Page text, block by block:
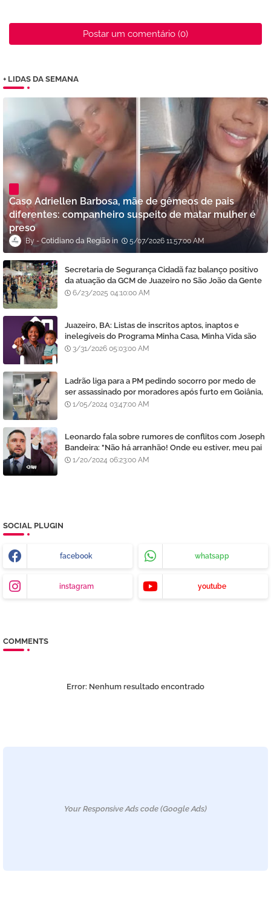
Postar um comentário (0)
+ LIDAS DA SEMANA
Caso Adriellen Barbosa, mãe de gêmeos de pais
diferentes: companheiro suspeito de matar mulher é
preso
Cotidiano da Região 5/07/2026 11:57:00 AM
Secretaria de Segurança Cidadã faz balanço positivo
da atuação da GCM de Juazeiro no São João da Gente
6/23/2025 04:10:00 AM
Juazeiro, BA: Listas de inscritos aptos, inaptos e
inelegíveis do Programa Minha Casa, Minha Vida são
divulgadas
3/31/2026 05:03:00 AM
Ladrão liga para a PM pedindo socorro por medo de
ser assassinado por moradores após furto em Goiânia,
diz polícia
1/05/2024 03:47:00 AM
Leonardo fala sobre rumores de conflitos com Joseph
Bandeira: "Não há arranhão! Onde eu estiver, meu pai
estará e vice-versa"
1/20/2024 06:23:00 AM
SOCIAL PLUGIN
facebook whatsapp
instagram youtube
COMMENTS
Error: Nenhum resultado encontrado
Your Responsive Ads code (Google Ads)